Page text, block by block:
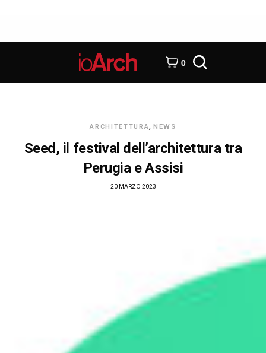
0
ARCHITETTURA, NEWS
Seed, il festival dell’architettura tra
Perugia e Assisi
20 MARZO 2023